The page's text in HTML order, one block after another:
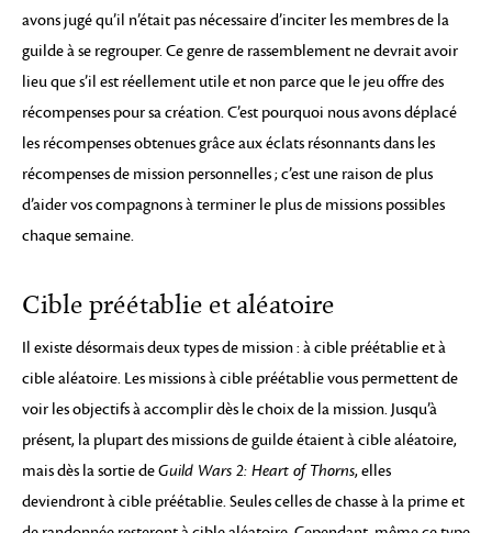
avons jugé qu’il n’était pas nécessaire d’inciter les membres de la
guilde à se regrouper. Ce genre de rassemblement ne devrait avoir
lieu que s’il est réellement utile et non parce que le jeu offre des
récompenses pour sa création. C’est pourquoi nous avons déplacé
les récompenses obtenues grâce aux éclats résonnants dans les
récompenses de mission personnelles ; c’est une raison de plus
d’aider vos compagnons à terminer le plus de missions possibles
chaque semaine.
Cible préétablie et aléatoire
Il existe désormais deux types de mission : à cible préétablie et à
cible aléatoire. Les missions à cible préétablie vous permettent de
voir les objectifs à accomplir dès le choix de la mission. Jusqu’à
présent, la plupart des missions de guilde étaient à cible aléatoire,
mais dès la sortie deGuild Wars 2: Heart of Thorns, elles
deviendront à cible préétablie. Seules celles de chasse à la prime et